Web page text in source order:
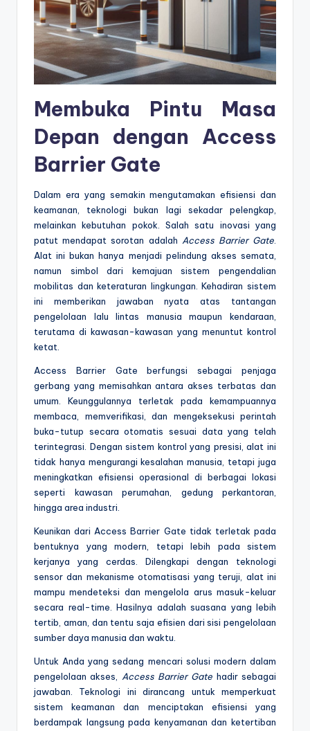
Membuka Pintu Masa
Depan dengan Access
Barrier Gate
Dalam era yang semakin mengutamakan efisiensi dan
keamanan, teknologi bukan lagi sekadar pelengkap,
melainkan kebutuhan pokok. Salah satu inovasi yang
patut mendapat sorotan adalah Access Barrier Gate
Alat ini bukan hanya menjadi pelindung akses semata,
namun simbol dari kemajuan sistem pengendalian
mobilitas dan keteraturan lingkungan. Kehadiran sistem
ini memberikan jawaban nyata atas tantangan
pengelolaan lalu lintas manusia maupun kendaraan,
terutama di kawasan-kawasan yang menuntut kontrol
ketat.
Access Barrier Gate berfungsi sebagai penjaga
gerbang yang memisahkan antara akses terbatas dan
umum. Keunggulannya terletak pada kemampuannya
membaca, memverifikasi, dan mengeksekusi perintah
buka-tutup secara otomatis sesuai data yang telah
terintegrasi. Dengan sistem kontrol yang presisi, alat ini
tidak hanya mengurangi kesalahan manusia, tetapi juga
meningkatkan efisiensi operasional di berbagai lokasi
seperti kawasan perumahan, gedung perkantoran,
hingga area industri.
Keunikan dari Access Barrier Gate tidak terletak pada
bentuknya yang modern, tetapi lebih pada sistem
kerjanya yang cerdas. Dilengkapi dengan teknologi
sensor dan mekanisme otomatisasi yang teruji, alat ini
mampu mendeteksi dan mengelola arus masuk-keluar
secara real-time. Hasilnya adalah suasana yang lebih
tertib, aman, dan tentu saja efisien dari sisi pengelolaan
sumber daya manusia dan waktu.
Untuk Anda yang sedang mencari solusi modern dalam
pengelolaan akses, Access Barrier Gate hadir sebagai
jawaban. Teknologi ini dirancang untuk memperkuat
sistem keamanan dan menciptakan efisiensi yang
berdampak langsung pada kenyamanan dan ketertiban